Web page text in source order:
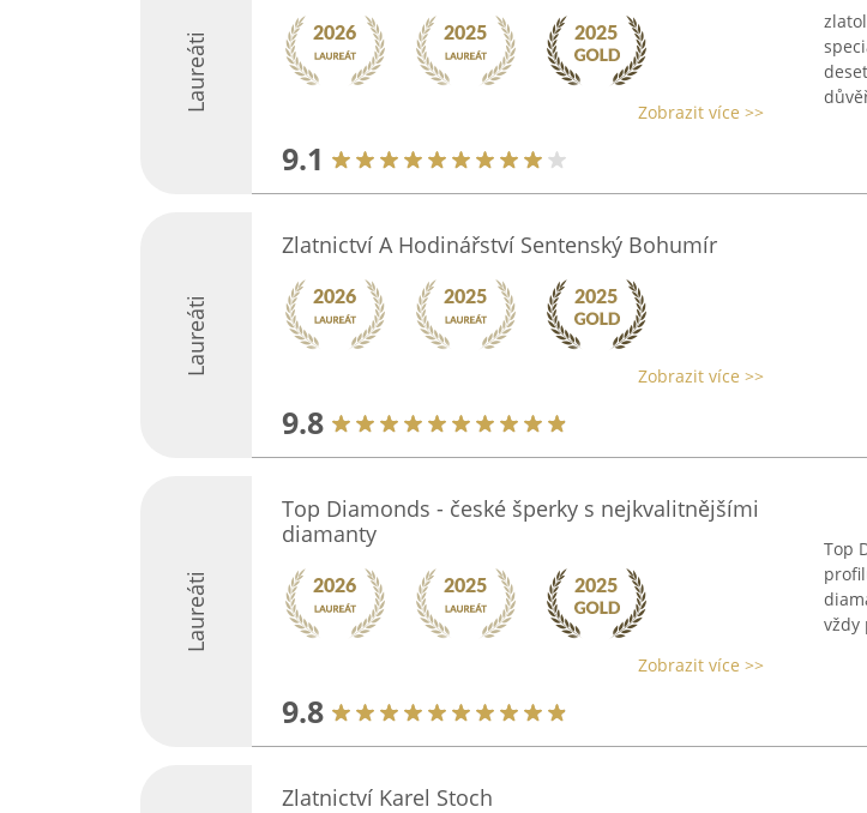
Laureáti Zobrazit více >>
9.1
Laureáti
Zlatnictví A Hodinářství Sentenský Bohumír
Zobrazit více >>
9.8
Laureáti
Top Diamonds - české šperky s nejkvalitnějšími
diamanty
Zobrazit více >>
9.8
Top
vždy
Zlatnictví Karel Stoch